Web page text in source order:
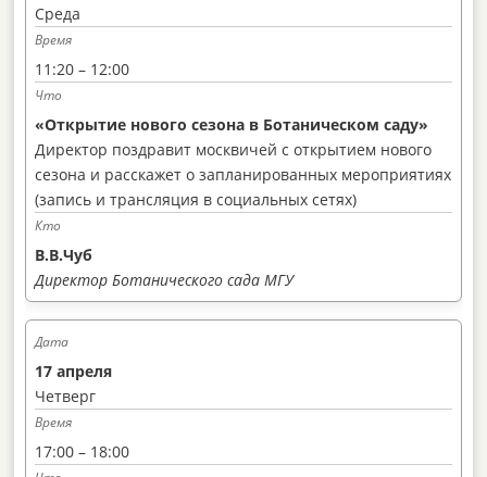
Среда
11:20 – 12:00
«Открытие нового сезона в Ботаническом саду»
Директор поздравит москвичей с открытием нового
сезона и расскажет о запланированных мероприятиях
(запись и трансляция в социальных сетях)
В.В.Чуб
Директор Ботанического сада МГУ
17 апреля
Четверг
17:00 – 18:00